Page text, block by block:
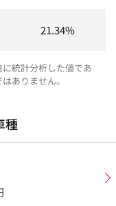
21.34%
統計分析した値であ
ありません。
種